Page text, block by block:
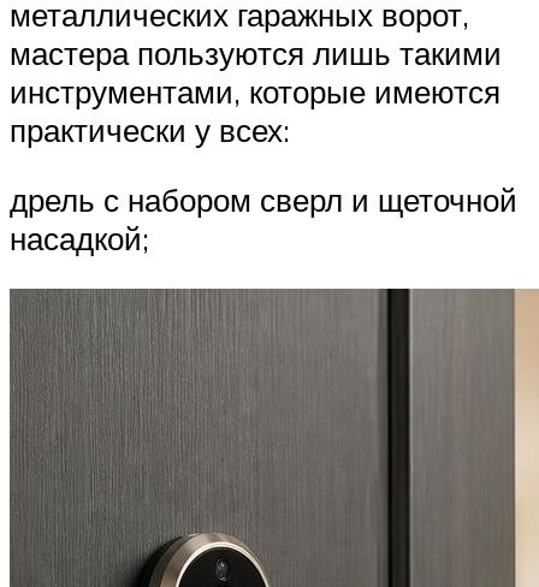
металлических гаражных ворот,
мастера пользуются лишь такими
инструментами, которые имеются
практически у всех:
дрель с набором сверл и щеточной
насадкой;